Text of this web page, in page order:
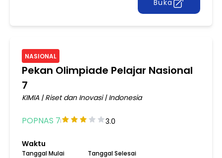
Buka
NASIONAL
Pekan Olimpiade Pelajar Nasional
7
KIMIA |Riset dan Inovasi|Indonesia
POPNAS 7 3.0
Waktu
Tanggal Mulai Tanggal Selesai